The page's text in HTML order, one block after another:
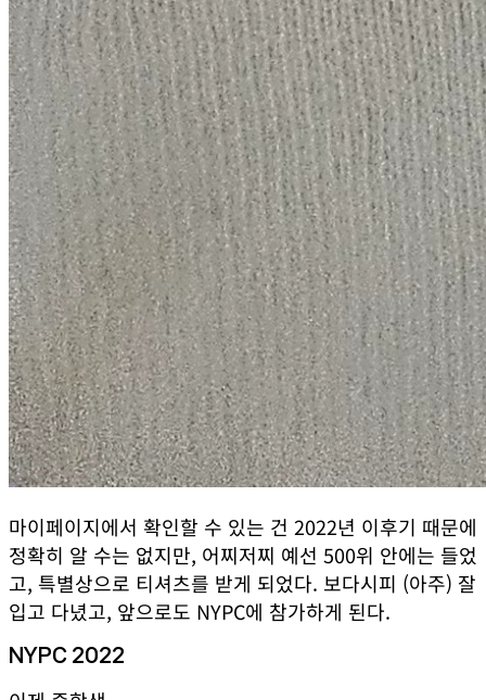
마이페이지에서 확인할 수 있는 건 2022년 이후기 때문에
정확히 알 수는 없지만, 어찌저찌 예선 500위 안에는 들었
고, 특별상으로 티셔츠를 받게 되었다. 보다시피 (아주) 잘
입고 다녔고, 앞으로도 NYPC에 참가하게 된다.
NYPC 2022